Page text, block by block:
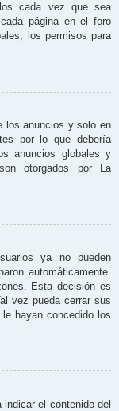
cada vez que sea
página en el foro
los permisos para
los anuncios y solo en
por lo que debería
anuncios globales y
otorgados por La
ya no pueden
automáticamente.
Esta decisión es
vez pueda cerrar sus
hayan concedido los
el contenido del